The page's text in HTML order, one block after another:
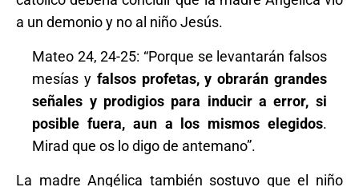
a un demonio y no al niño Jesús.
Mateo 24, 24-25: “Porque se levantarán falsos
mesías y falsos profetas, y obrarán grandes
señales y prodigios para inducir a error, si
posible fuera, aun a los mismos elegidos.
Mirad que os lo digo de antemano”.
La madre Angélica también sostuvo que el niño